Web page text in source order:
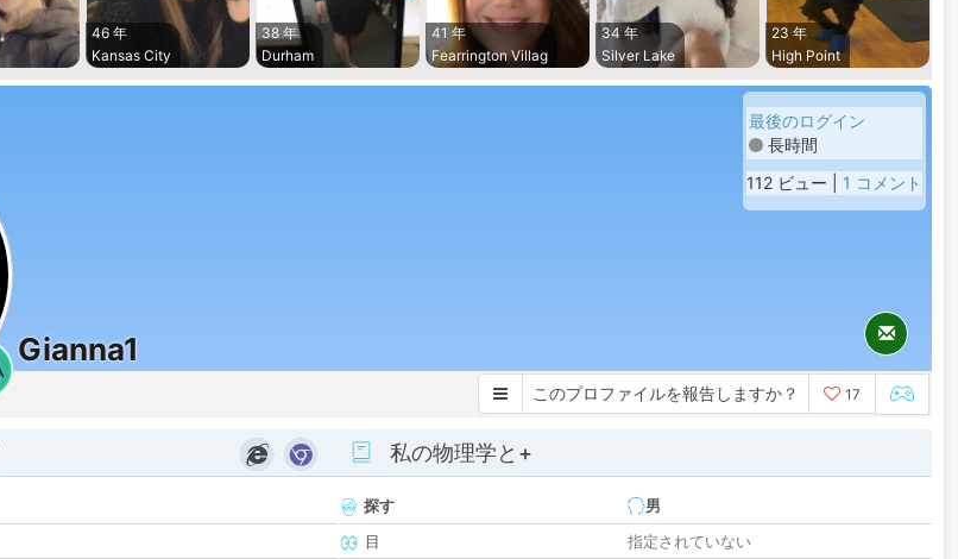
46 年
Kansas City
38 年
Durham
41 年
Fearrington Villag
34 年
Silver Lake
23 年
High Point
Gianna1
最後のログイン
長時間
112 ビュー | 1 コメント
このプロファイルを報告しますか？ 17
私の物理学と+
探す
男
目
指定されていない